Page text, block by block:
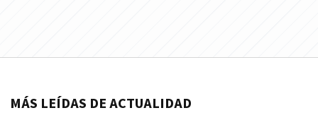
MÁS LEÍDAS DE ACTUALIDAD